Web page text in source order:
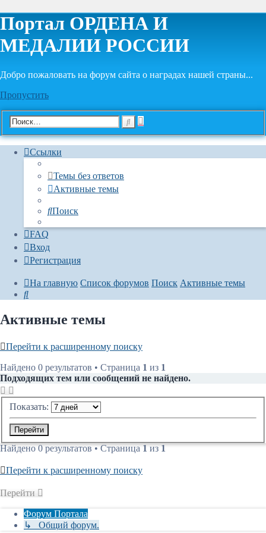
Портал ОРДЕНА И
МЕДАЛИИ РОССИИ
Добро пожаловать на форум сайта о наградах нашей страны...
Пропустить
Расширенный
Ссылки
Темы без ответов
Активные темы
Поиск
FAQ
Вход
Регистрация
На главную Список форумов Поиск Активные темы
Поиск
Активные темы
Перейти к расширенному поиску
Найдено 0 результатов • Страница 1 из 1
Подходящих тем или сообщений не найдено.
Показать:
Найдено 0 результатов • Страница1из1
Перейти к расширенному поиску
Перейти
Форум Портала
↳ Общий форум.